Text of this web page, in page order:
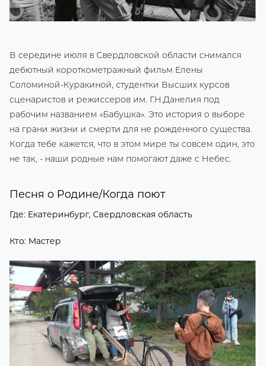
В середине июля в Свердловской области снимался
дебютный короткометражный фильм Елены
Соломиной-Куракиной, студентки Высших курсов
сценаристов и режиссеров им. Г.Н.Данелия под
рабочим названием «Бабушка». Это история о выборе
на грани жизни и смерти для не рожденного существа.
Когда тебе кажется, что в этом мире ты совсем один, это
не так, - наши родные нам помогают даже с Небес.
Песня о Родине/Когда поют
Где: Екатеринбург, Свердловская область
Кто: Мастер